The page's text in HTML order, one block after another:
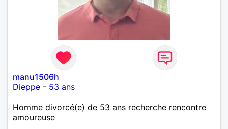
manu1506h
Dieppe - 53 ans
Homme divorcé(e) de 53 ans recherche rencontre
amoureuse